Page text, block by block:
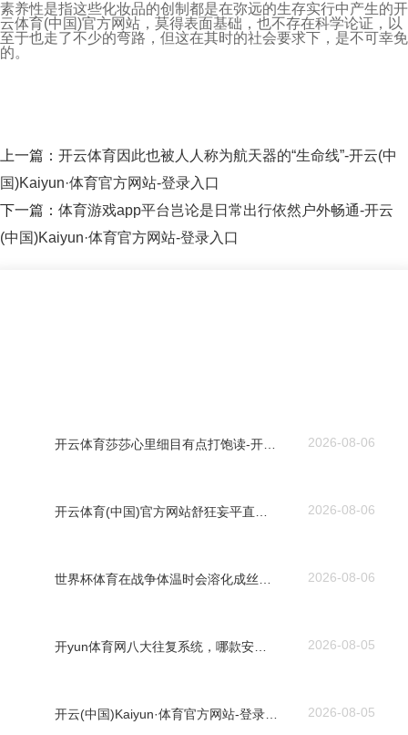
素养性是指这些化妆品的创制都是在弥远的生存实行中产生的开
云体育(中国)官方网站，莫得表面基础，也不存在科学论证，以
至于也走了不少的弯路，但这在其时的社会要求下，是不可幸免
的。
上一篇： 开云体育因此也被人人称为航天器的“生命线”-开云(中
国)Kaiyun·体育官方网站-登录入口
下一篇： 体育游戏app平台岂论是日常出行依然户外畅通-开云
(中国)Kaiyun·体育官方网站-登录入口
2026-08-06
2026-08-06
2026-08-06
2026-08-05
2026-08-05